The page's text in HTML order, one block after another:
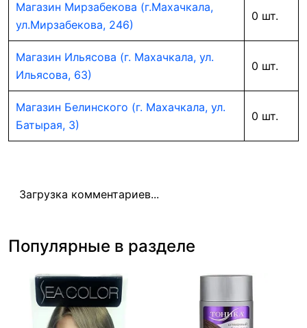
Магазин Мирзабекова (г.Махачкала,
ул.Мирзабекова, 246)
0 шт.
Магазин Ильясова (г. Махачкала, ул.
Ильясова, 63)
0 шт.
Магазин Белинского (г. Махачкала, ул.
Батырая, 3)
0 шт.
Загрузка комментариев...
Популярные в разделе